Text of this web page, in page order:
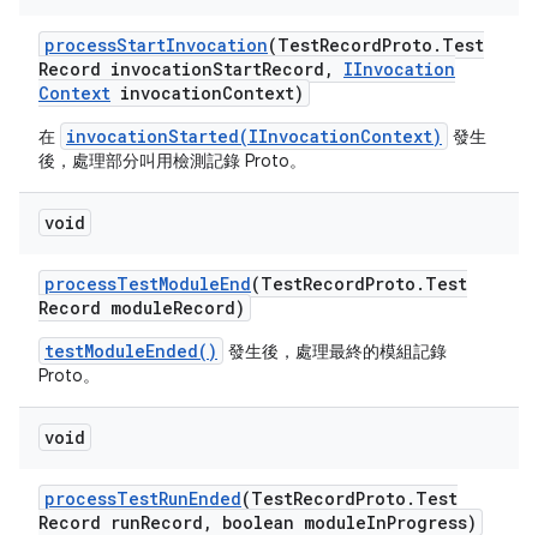
processStartInvocation(TestRecordProto . Test
Record invocationStartRecord ,
IInvocation
Context invocationContext)
在 invocationStarted(IInvocationContext)
發生
後，處理部分叫用檢測記錄 Proto。
void
processTestModuleEnd(TestRecordProto . Test
Record moduleRecord)
testModuleEnded()
發生後，處理最終的模組記錄
Proto。
void
processTestRunEnded(TestRecordProto . Test
Record runRecord , boolean moduleInProgress)